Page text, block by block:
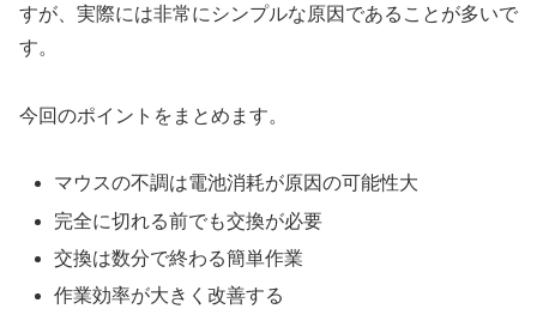
すが、実際には非常にシンプルな原因であることが多いで
す。
今回のポイントをまとめます。
マウスの不調は電池消耗が原因の可能性大
完全に切れる前でも交換が必要
交換は数分で終わる簡単作業
作業効率が大きく改善する